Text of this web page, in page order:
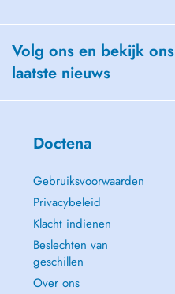
Volg ons en bekijk ons
laatste nieuws
Doctena
Gebruiksvoorwaarden
Privacybeleid
Klacht indienen
Beslechten van
geschillen
Over ons